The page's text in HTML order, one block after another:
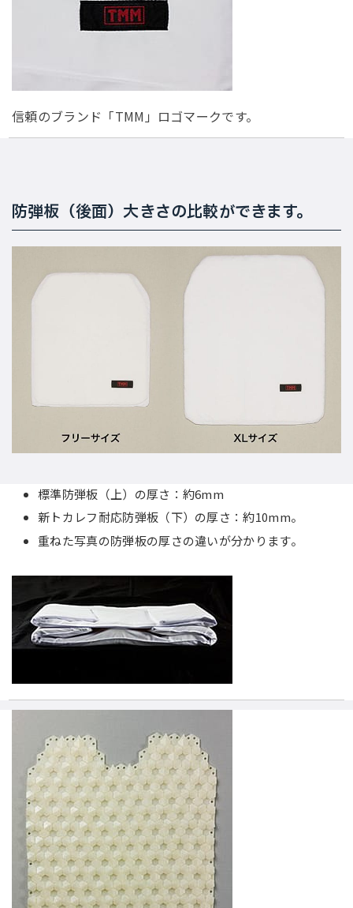
信頼のブランド「TMM」ロゴマークです。
防弾板（後面）大きさの比較ができます。
標準防弾板（上）の厚さ：約6mm
新トカレフ耐応防弾板（下）の厚さ：約10mm。
重ねた写真の防弾板の厚さの違いが分かります。